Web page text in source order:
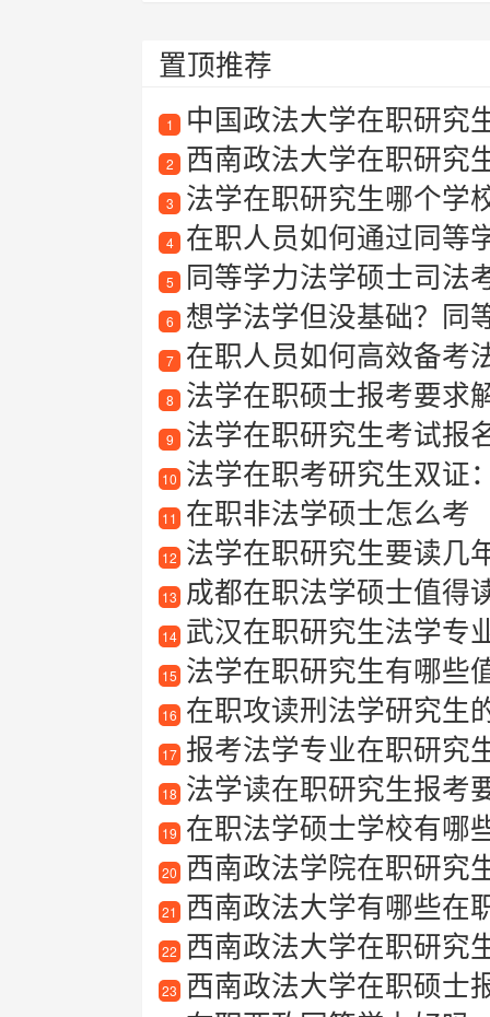
置顶推荐
1 中国政法大学在职研究
2 西南政法大学在职研究
3 法学在职研究生哪个学
4 在职人员如何通过同等
5 同等学力法学硕士司法
6 想学法学但没基础？同等
7 在职人员如何高效备考
8 法学在职硕士报考要求
9 法学在职研究生考试报
10 法学在职考研究生双证
11 在职非法学硕士怎么考
12 法学在职研究生要读几
13 成都在职法学硕士值得
14 武汉在职研究生法学专
15 法学在职研究生有哪些
16 在职攻读刑法学研究生
17 报考法学专业在职研究
18 法学读在职研究生报考
19 在职法学硕士学校有哪些值
20 西南政法学院在职研究
21 西南政法大学有哪些在
22 西南政法大学在职研究
23 西南政法大学在职硕士